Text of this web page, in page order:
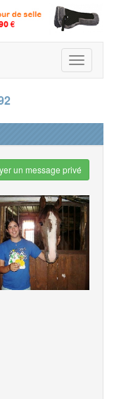
Toggle
un message privé